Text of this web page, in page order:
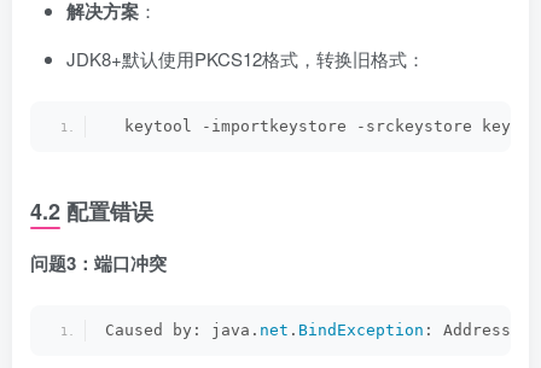
解决方案 ：
JDK8+默认使用PKCS12格式，转换旧格式：
keytool -importkeystore -srckeystore
4.2 配置错误
问题3：端口冲突
Caused by: java. net . BindException : Address